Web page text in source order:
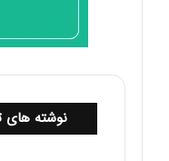
نوشته های